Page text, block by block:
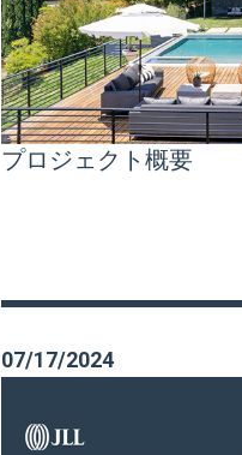
プロジェクト概要
07/17/2024